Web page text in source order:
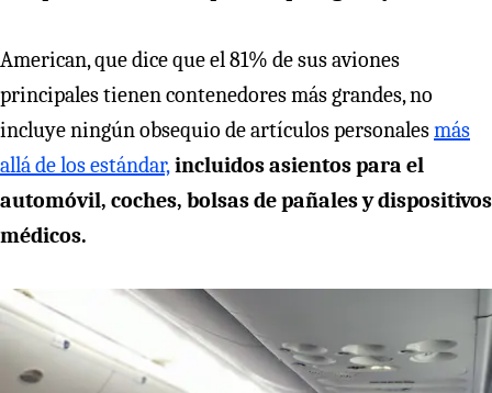
American, que dice que el 81% de sus aviones
principales tienen contenedores más grandes, no
incluye ningún obsequio de artículos personalesmás
allá de los estándar,incluidos asientos para el
automóvil, coches, bolsas de pañales y dispositivos
médicos.